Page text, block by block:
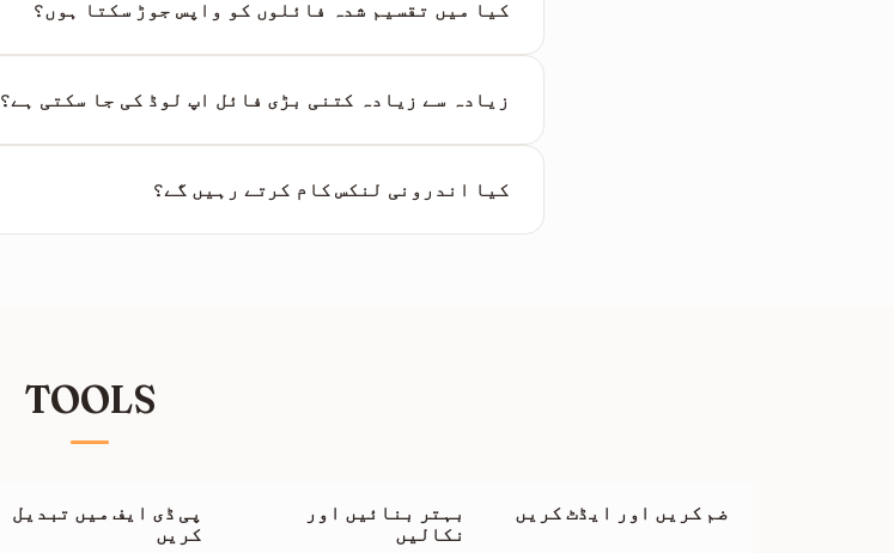
لوڈ اور تقسیم کر پائیں گے۔
کیا میں تقسیم شدہ فائلوں کو واپس جوڑ سکتا ہوں؟
ڈی ایف مرج ٹول استعمال کر سکتے ہیں۔
زیادہ سے زیادہ کتنی بڑی فائل اپ لوڈ کی جا سکتی ہے؟
میں تھوڑا وقت لگ سکتا ہے۔
کیا اندرونی لنکس کام کرتے رہیں گے؟
TOOLS
ضم کریں اور ایڈٹ کریں
بہتر بنائیں اور
نکالیں
پی ڈی ایف میں تبدیل
کریں